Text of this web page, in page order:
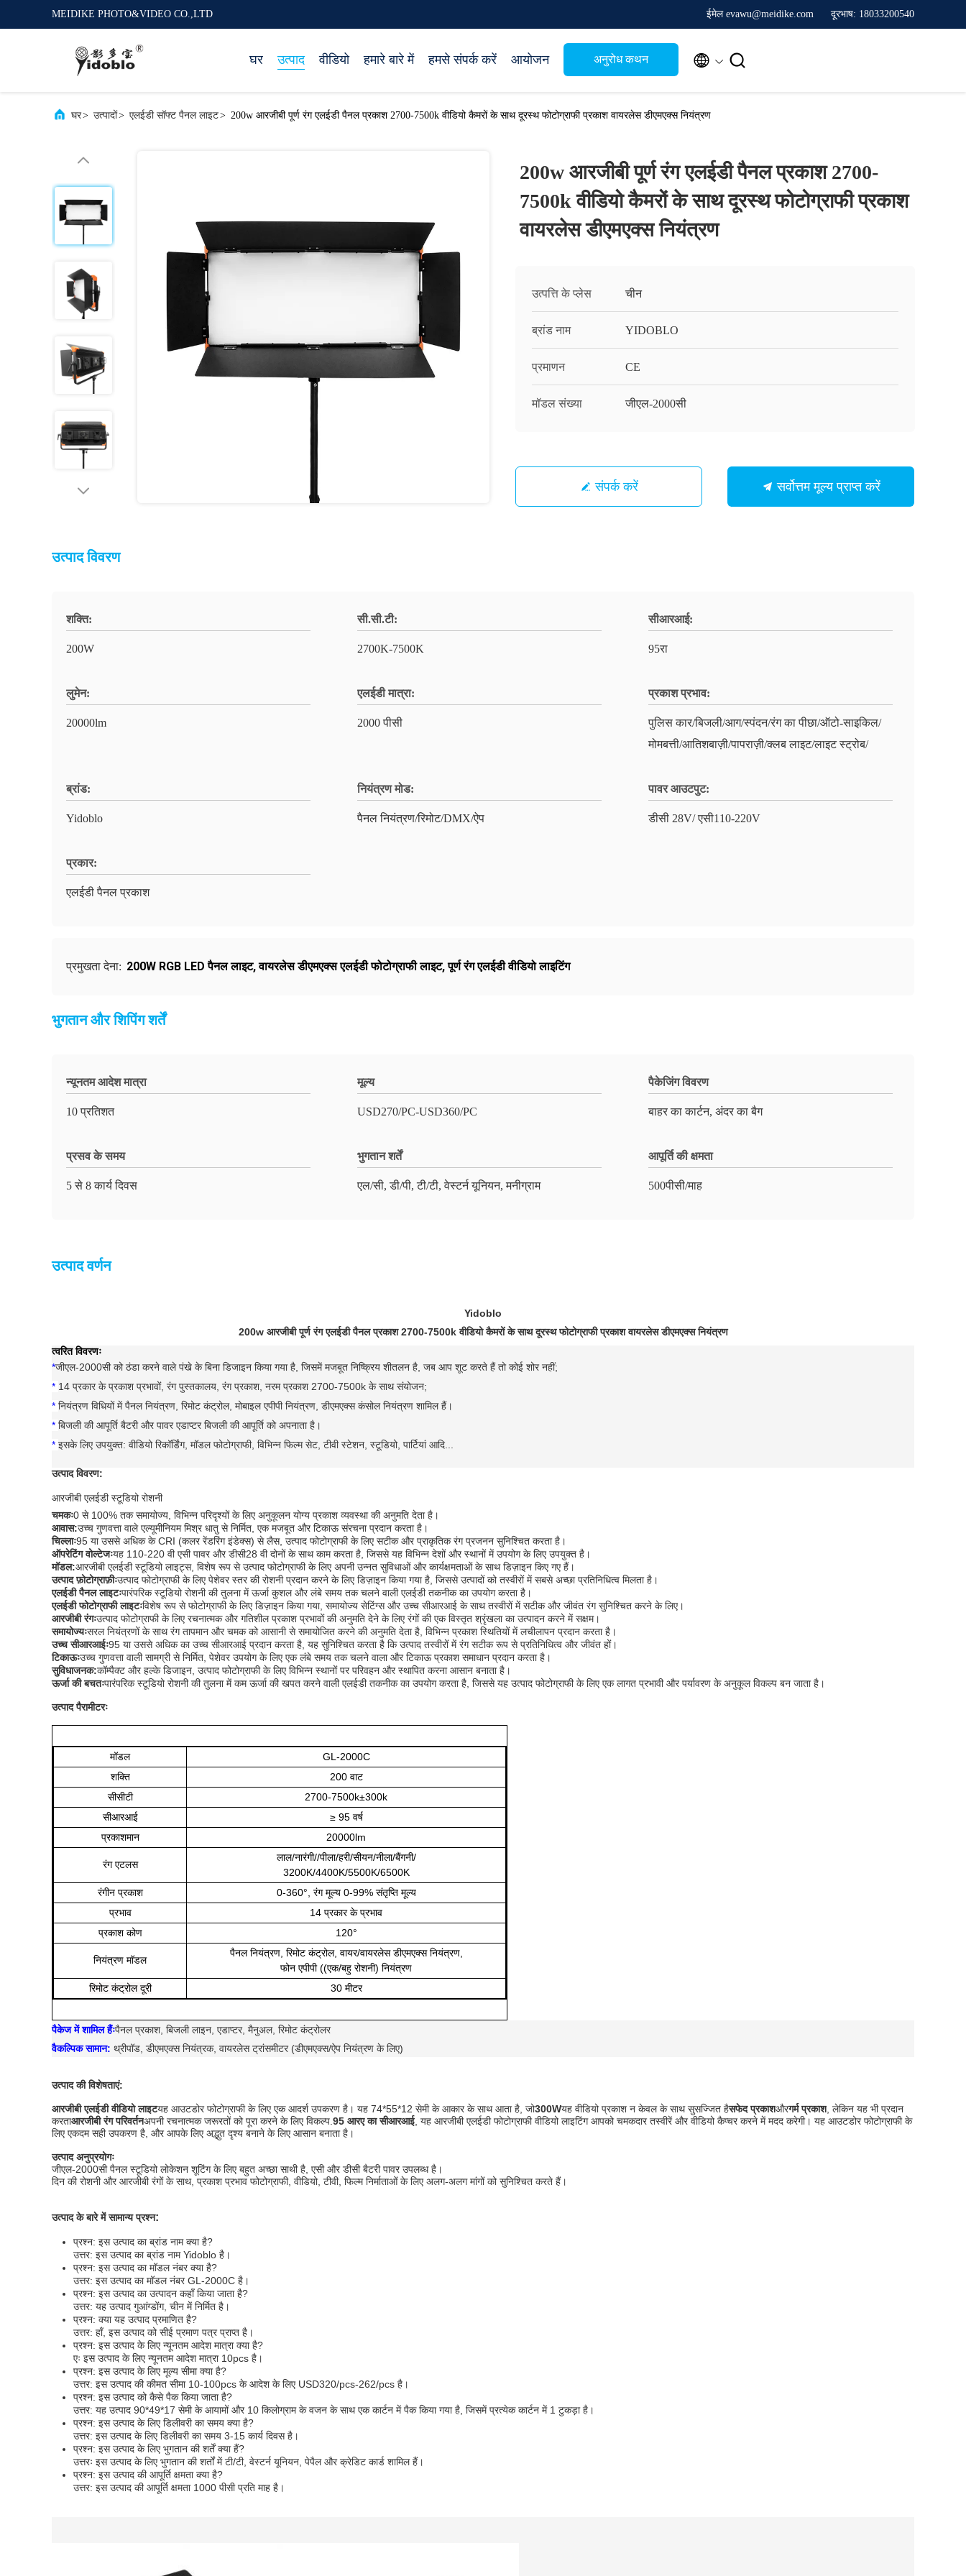
MEIDIKE PHOTO&VIDEO CO.,LTD ईमेल evawu@meidike.com दूरभाष: 18033200540
घर उत्पाद वीडियो हमारे बारे में हमसे संपर्क करें आयोजन अनुरोध कथन  
घर> उत्पादों> एलईडी सॉफ्ट पैनल लाइट> 200w आरजीबी पूर्ण रंग एलईडी पैनल प्रकाश 2700-7500k वीडियो कैमरों के साथ दूरस्थ फोटोग्राफी प्रकाश वायरलेस डीएमएक्स नियंत्रण
200w आरजीबी पूर्ण रंग एलईडी पैनल प्रकाश 2700-
7500k वीडियो कैमरों के साथ दूरस्थ फोटोग्राफी प्रकाश
वायरलेस डीएमएक्स नियंत्रण
उत्पत्ति के प्लेस चीन
ब्रांड नाम YIDOBLO
प्रमाणन CE
मॉडल संख्या जीएल-2000सी
संपर्क करें सर्वोत्तम मूल्य प्राप्त करें
उत्पाद विवरण
शक्ति:
200W
सी.सी.टी:
2700K-7500K
सीआरआई:
95रा
लुमेन:
20000lm
एलईडी मात्रा:
2000 पीसी
प्रकाश प्रभाव:
पुलिस कार/बिजली/आग/स्पंदन/रंग का पीछा/ऑटो-साइकिल/
मोमबत्ती/आतिशबाज़ी/पापराज़ी/क्लब लाइट/लाइट स्ट्रोब/
ब्रांड:
Yidoblo
नियंत्रण मोड:
पैनल नियंत्रण/रिमोट/DMX/ऐप
पावर आउटपुट:
डीसी 28V/ एसी110-220V
प्रकार:
एलईडी पैनल प्रकाश
प्रमुखता देना: 200W RGB LED पैनल लाइट,वायरलेस डीएमएक्स एलईडी फोटोग्राफी लाइट,पूर्ण रंग एलईडी वीडियो लाइटिंग
भुगतान और शिपिंग शर्तें
न्यूनतम आदेश मात्रा
10 प्रतिशत
मूल्य
USD270/PC-USD360/PC
पैकेजिंग विवरण
बाहर का कार्टन, अंदर का बैग
प्रसव के समय
5 से 8 कार्य दिवस
भुगतान शर्तें
एल/सी, डी/पी, टी/टी, वेस्टर्न यूनियन, मनीग्राम
आपूर्ति की क्षमता
500पीसी/माह
उत्पाद वर्णन
Yidoblo
200w आरजीबी पूर्ण रंग एलईडी पैनल प्रकाश 2700-7500k वीडियो कैमरों के साथ दूरस्थ फोटोग्राफी प्रकाश वायरलेस डीएमएक्स नियंत्रण
त्वरित विवरणः
*जीएल-2000सी को ठंडा करने वाले पंखे के बिना डिजाइन किया गया है, जिसमें मजबूत निष्क्रिय शीतलन है, जब आप शूट करते हैं तो कोई शोर नहीं;
* 14 प्रकार के प्रकाश प्रभावों, रंग पुस्तकालय, रंग प्रकाश, नरम प्रकाश 2700-7500k के साथ संयोजन;
* नियंत्रण विधियों में पैनल नियंत्रण, रिमोट कंट्रोल, मोबाइल एपीपी नियंत्रण, डीएमएक्स कंसोल नियंत्रण शामिल हैं।
* बिजली की आपूर्ति बैटरी और पावर एडाप्टर बिजली की आपूर्ति को अपनाता है।
* इसके लिए उपयुक्त: वीडियो रिकॉर्डिंग, मॉडल फोटोग्राफी, विभिन्न फिल्म सेट, टीवी स्टेशन, स्टूडियो, पार्टियां आदि...
उत्पाद विवरण:
आरजीबी एलईडी स्टूडियो रोशनी
चमकः0 से 100% तक समायोज्य, विभिन्न परिदृश्यों के लिए अनुकूलन योग्य प्रकाश व्यवस्था की अनुमति देता है।
आवास:उच्च गुणवत्ता वाले एल्यूमीनियम मिश्र धातु से निर्मित, एक मजबूत और टिकाऊ संरचना प्रदान करता है।
चिल्लाः95 या उससे अधिक के CRI (कलर रेंडरिंग इंडेक्स) से लैस, उत्पाद फोटोग्राफी के लिए सटीक और प्राकृतिक रंग प्रजनन सुनिश्चित करता है।
ऑपरेटिंग वोल्टेजःयह 110-220 वी एसी पावर और डीसी28 वी दोनों के साथ काम करता है, जिससे यह विभिन्न देशों और स्थानों में उपयोग के लिए उपयुक्त है।
मॉडल:आरजीबी एलईडी स्टूडियो लाइट्स, विशेष रूप से उत्पाद फोटोग्राफी के लिए अपनी उन्नत सुविधाओं और कार्यक्षमताओं के साथ डिज़ाइन किए गए हैं।
उत्पाद फ़ोटोग्राफ़ीःउत्पाद फोटोग्राफी के लिए पेशेवर स्तर की रोशनी प्रदान करने के लिए डिज़ाइन किया गया है, जिससे उत्पादों को तस्वीरों में सबसे अच्छा प्रतिनिधित्व मिलता है।
एलईडी पैनल लाइटःपारंपरिक स्टूडियो रोशनी की तुलना में ऊर्जा कुशल और लंबे समय तक चलने वाली एलईडी तकनीक का उपयोग करता है।
एलईडी फोटोग्राफी लाइटःविशेष रूप से फोटोग्राफी के लिए डिज़ाइन किया गया, समायोज्य सेटिंग्स और उच्च सीआरआई के साथ तस्वीरों में सटीक और जीवंत रंग सुनिश्चित करने के लिए।
आरजीबी रंगःउत्पाद फोटोग्राफी के लिए रचनात्मक और गतिशील प्रकाश प्रभावों की अनुमति देने के लिए रंगों की एक विस्तृत श्रृंखला का उत्पादन करने में सक्षम।
समायोज्यःसरल नियंत्रणों के साथ रंग तापमान और चमक को आसानी से समायोजित करने की अनुमति देता है, विभिन्न प्रकाश स्थितियों में लचीलापन प्रदान करता है।
उच्च सीआरआईः95 या उससे अधिक का उच्च सीआरआई प्रदान करता है, यह सुनिश्चित करता है कि उत्पाद तस्वीरों में रंग सटीक रूप से प्रतिनिधित्व और जीवंत हों।
टिकाऊःउच्च गुणवत्ता वाली सामग्री से निर्मित, पेशेवर उपयोग के लिए एक लंबे समय तक चलने वाला और टिकाऊ प्रकाश समाधान प्रदान करता है।
सुविधाजनक:कॉम्पैक्ट और हल्के डिजाइन, उत्पाद फोटोग्राफी के लिए विभिन्न स्थानों पर परिवहन और स्थापित करना आसान बनाता है।
ऊर्जा की बचतःपारंपरिक स्टूडियो रोशनी की तुलना में कम ऊर्जा की खपत करने वाली एलईडी तकनीक का उपयोग करता है, जिससे यह उत्पाद फोटोग्राफी के लिए एक लागत प्रभावी और पर्यावरण के अनुकूल विकल्प बन जाता है।
उत्पाद पैरामीटरः
मॉडल
GL-2000C
शक्ति
200 वाट
सीसीटी
2700-7500k±300k
सीआरआई
≥ 95 वर्ष
प्रकाशमान
20000lm
रंग एटलस
लाल/नारंगी//पीला/हरी/सीयन/नीला/बैंगनी/
3200K/4400K/5500K/6500K
रंगीन प्रकाश
0-360°, रंग मूल्य 0-99% संतृप्ति मूल्य
प्रभाव
14 प्रकार के प्रभाव
प्रकाश कोण
120°
नियंत्रण मॉडल
पैनल नियंत्रण, रिमोट कंट्रोल, वायर/वायरलेस डीएमएक्स नियंत्रण,
फोन एपीपी ((एक/बहु रोशनी) नियंत्रण
रिमोट कंट्रोल दूरी
30 मीटर
पैकेज में शामिल हैंःपैनल प्रकाश, बिजली लाइन, एडाप्टर, मैनुअल, रिमोट कंट्रोलर
वैकल्पिक सामान: थ्रीपॉड, डीएमएक्स नियंत्रक, वायरलेस ट्रांसमीटर (डीएमएक्स/ऐप नियंत्रण के लिए)
उत्पाद की विशेषताएं:
आरजीबी एलईडी वीडियो लाइटयह आउटडोर फोटोग्राफी के लिए एक आदर्श उपकरण है। यह 74*55*12 सेमी के आकार के साथ आता है, जो300Wयह वीडियो प्रकाश न केवल के साथ सुसज्जित हैसफेद प्रकाशऔरगर्म प्रकाश , लेकिन यह भी प्रदान
करताआरजीबी रंग परिवर्तनअपनी रचनात्मक जरूरतों को पूरा करने के लिए विकल्प. 95 आरए का सीआरआई , यह आरजीबी एलईडी फोटोग्राफी वीडियो लाइटिंग आपको चमकदार तस्वीरें और वीडियो कैप्चर करने में मदद करेगी। यह आउटडोर फोटोग्राफी के
लिए एकदम सही उपकरण है, और आपके लिए अद्भुत दृश्य बनाने के लिए आसान बनाता है।
उत्पाद अनुप्रयोगः
जीएल-2000सी पैनल स्टूडियो लोकेशन शूटिंग के लिए बहुत अच्छा साथी है, एसी और डीसी बैटरी पावर उपलब्ध है।
दिन की रोशनी और आरजीबी रंगों के साथ, प्रकाश प्रभाव फोटोग्राफी, वीडियो, टीवी, फिल्म निर्माताओं के लिए अलग-अलग मांगों को सुनिश्चित करते हैं।
उत्पाद के बारे में सामान्य प्रश्न:
प्रश्न: इस उत्पाद का ब्रांड नाम क्या है?
उत्तर: इस उत्पाद का ब्रांड नाम Yidoblo है।
प्रश्न: इस उत्पाद का मॉडल नंबर क्या है?
उत्तर: इस उत्पाद का मॉडल नंबर GL-2000C है।
प्रश्न: इस उत्पाद का उत्पादन कहाँ किया जाता है?
उत्तर: यह उत्पाद गुआंग्डोंग, चीन में निर्मित है।
प्रश्न: क्या यह उत्पाद प्रमाणित है?
उत्तर: हाँ, इस उत्पाद को सीई प्रमाण पत्र प्राप्त है।
प्रश्न: इस उत्पाद के लिए न्यूनतम आदेश मात्रा क्या है?
एः इस उत्पाद के लिए न्यूनतम आदेश मात्रा 10pcs है।
प्रश्न: इस उत्पाद के लिए मूल्य सीमा क्या है?
उत्तर: इस उत्पाद की कीमत सीमा 10-100pcs के आदेश के लिए USD320/pcs-262/pcs है।
प्रश्न: इस उत्पाद को कैसे पैक किया जाता है?
उत्तर: यह उत्पाद 90*49*17 सेमी के आयामों और 10 किलोग्राम के वजन के साथ एक कार्टन में पैक किया गया है, जिसमें प्रत्येक कार्टन में 1 टुकड़ा है।
प्रश्न: इस उत्पाद के लिए डिलीवरी का समय क्या है?
उत्तर: इस उत्पाद के लिए डिलीवरी का समय 3-15 कार्य दिवस है।
प्रश्न: इस उत्पाद के लिए भुगतान की शर्तें क्या हैं?
उत्तरः इस उत्पाद के लिए भुगतान की शर्तों में टी/टी, वेस्टर्न यूनियन, पेपैल और क्रेडिट कार्ड शामिल हैं।
प्रश्न: इस उत्पाद की आपूर्ति क्षमता क्या है?
उत्तर: इस उत्पाद की आपूर्ति क्षमता 1000 पीसी प्रति माह है।